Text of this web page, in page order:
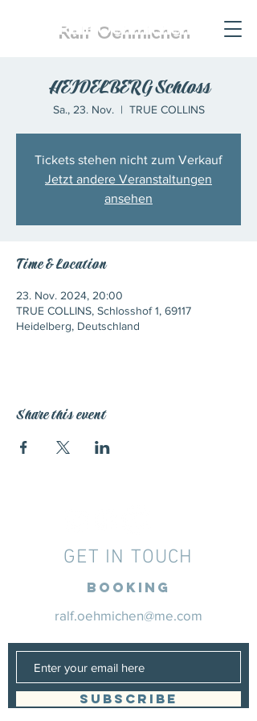
Ralf Oehmichen
HEIDELBERG Schloss
Sa., 23. Nov.
  |
TRUE COLLINS
Tickets stehen nicht zum Verkauf
Jetzt andere Veranstaltungen
ansehen
Time & Location
23. Nov. 2024, 20:00
TRUE COLLINS, Schlosshof 1, 69117
Heidelberg, Deutschland
Share this event
GET IN TOUCH
Booking
ralf.oehmichen@me.com
SUBSCRIBE